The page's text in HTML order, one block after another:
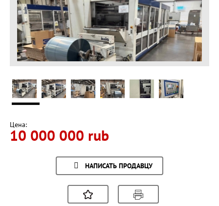
Цена:
10 000 000 rub
НАПИСАТЬ ПРОДАВЦУ